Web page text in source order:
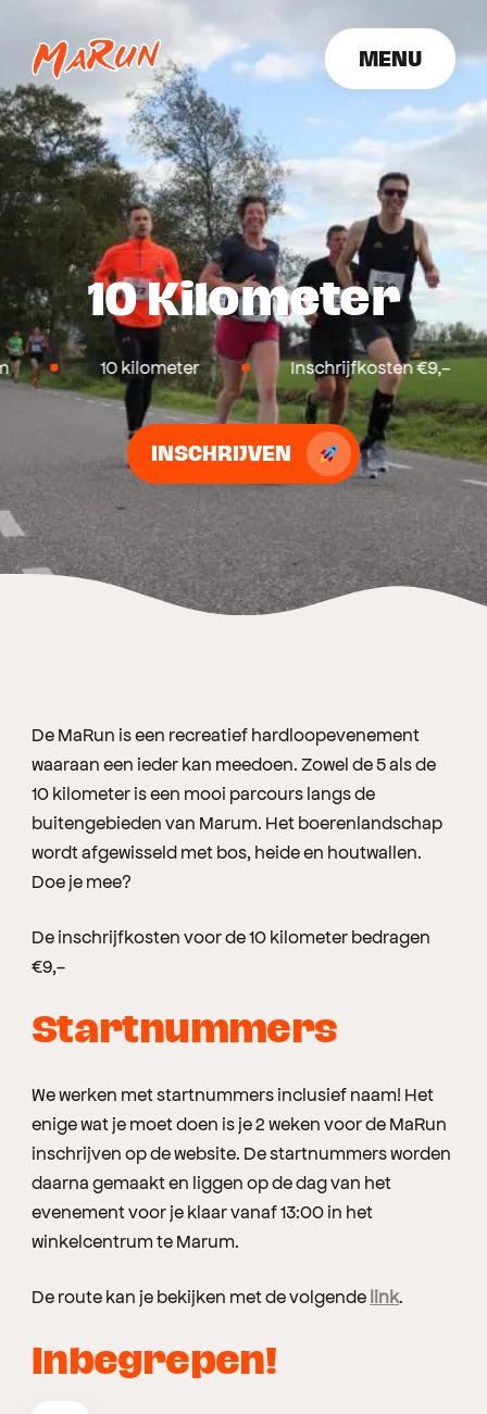
MENU
SLUITEN
10 Kilometer
10 kilometer Inschrijfkosten €9,-
INSCHRIJVEN
De MaRun is een recreatief hardloopevenement
waaraan een ieder kan meedoen. Zowel de 5 als de
10 kilometer is een mooi parcours langs de
buitengebieden van Marum. Het boerenlandschap
wordt afgewisseld met bos, heide en houtwallen.
Doe je mee?
De inschrijfkosten voor de 10 kilometer bedragen
€9,-
Startnummers
We werken met startnummers inclusief naam! Het
enige wat je moet doen is je 2 weken voor de MaRun
inschrijven op de website. De startnummers worden
daarna gemaakt en liggen op de dag van het
evenement voor je klaar vanaf 13:00 in het
winkelcentrum te Marum.
De route kan je bekijken met de volgende link.
Inbegrepen!